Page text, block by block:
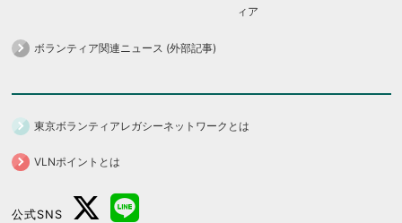
ィア
ボランティア関連ニュース (外部記事)
東京ボランティアレガシーネットワークとは
VLNポイントとは
公式SNS